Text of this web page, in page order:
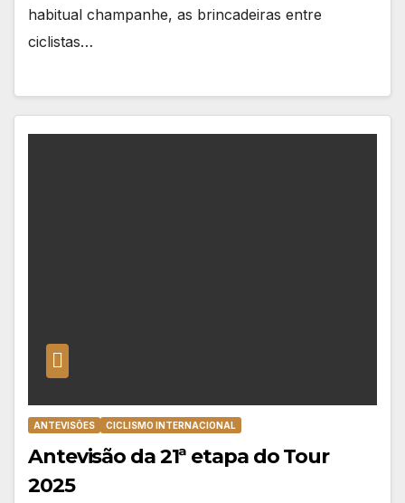
habitual champanhe, as brincadeiras entre
ciclistas…
ANTEVISÕES CICLISMO INTERNACIONAL
Antevisão da 21ª etapa do Tour
2025